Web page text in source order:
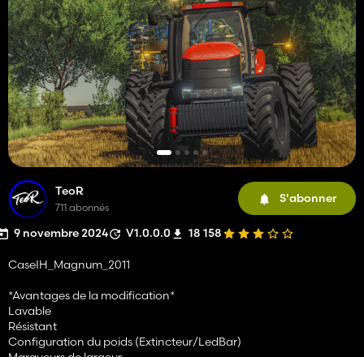
TeoR
711 abonnés
S'abonner
9 novembre 2024 V1.0.0.0 18 158
CaseIH_Magnum_2011
*Avantages de la modification*
Lavable
Résistant
Configuration du poids (Extincteur/LedBar)